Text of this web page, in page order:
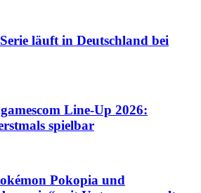
läuft in Deutschland bei
Line-Up 2026:
spielbar
Pokopia und